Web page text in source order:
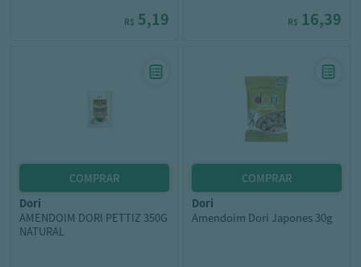
R$ 5,19 R$ 16,39
dori
AMENDOIM DORI PETTIZ 350G
NATURAL
dori
Amendoim Dori Japones 30g